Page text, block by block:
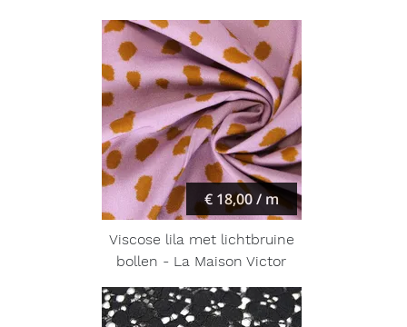
€ 18,00 / m
Viscose lila met lichtbruine
bollen - La Maison Victor